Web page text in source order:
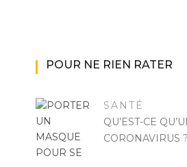
POUR NE RIEN RATER
SANTÉ
QU’EST-CE
CORONAVIRUS ?